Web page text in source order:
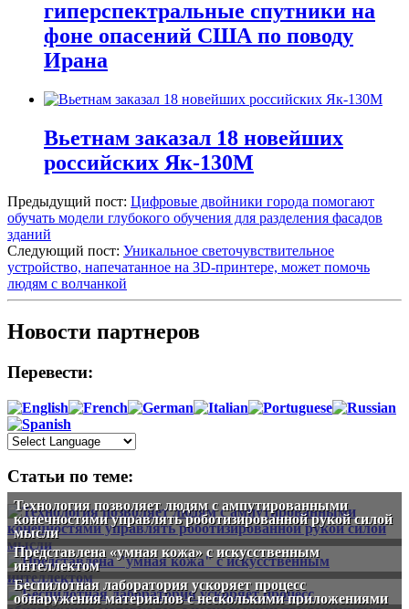
гиперспектральные спутники на
фоне опасений США по поводу
Ирана
Вьетнам заказал 18 новейших
российских Як-130М
Предыдущий пост: Цифровые двойники города помогают
обучать модели глубокого обучения для разделения фасадов
зданий
Следующий пост: Уникальное светочувствительное
устройство, напечатанное на 3D-принтере, может помочь
людям с волчанкой
Новости партнеров
Перевести:
Статьи по теме:
Технология позволяет людям с ампутированными
конечностями управлять роботизированной рукой силой
мысли
Представлена «умная кожа» с искусственным
интеллектом
Беспилотная лаборатория ускоряет процесс
обнаружения материалов с несколькими приложениями